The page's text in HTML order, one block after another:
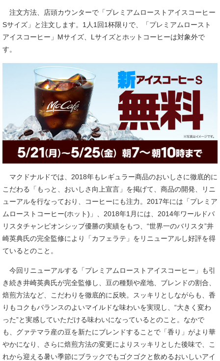
注文方法、店頭カウンターで「プレミアムローストアイスコーヒー
Sサイズ」と注文します。1人1回1杯限りで、「プレミアムロースト
アイスコーヒー」Mサイズ、Lサイズとホットコーヒーは対象外で
す。
マクドナルドでは、2018年もレギュラー商品のおいしさに徹底的に
こだわる「もっと、おいしさ向上宣言」を掲げて、商品の開発、リニ
ューアルを行なっており、コーヒーにも注力。2017年には「プレミア
ムローストコーヒー(ホット)」、2018年1月には、2014年ワールドバ
リスタチャンピオンシップ優勝の実績をもつ、“世界一のバリスタ”井
崎英典氏の完全監修により「カフェラテ」をリニューアルし好評を得
ているとのこと。
今回リニューアルする「プレミアムローストアイスコーヒー」も引
き続き井崎英典氏が完全監修し、豆の種類や産地、ブレンドの割合、
焙煎方法など、こだわりを徹底的に反映。スッキリとしながらも、香
りもコクもバランスのよいマイルドな味わいを実現し、“大きく変わ
った”と実感していただける味わいになっているとのこと。なかで
も、グァテマラ産の豆を新たにブレンドすることで「香り」がより華
やかになり、さらに焙煎方法の変更によりスッキリとした後味で、こ
れから迎える暑い季節にブラックでもゴクゴクと飲めるおいしいアイ